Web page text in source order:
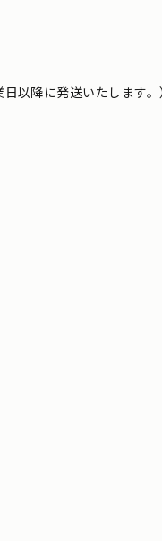
以降に発送いたします。